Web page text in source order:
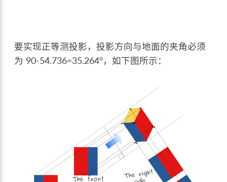
要实现正等测投影，投影方向与地面的夹角必须
为 90-54.736=35.264°，如下图所示：